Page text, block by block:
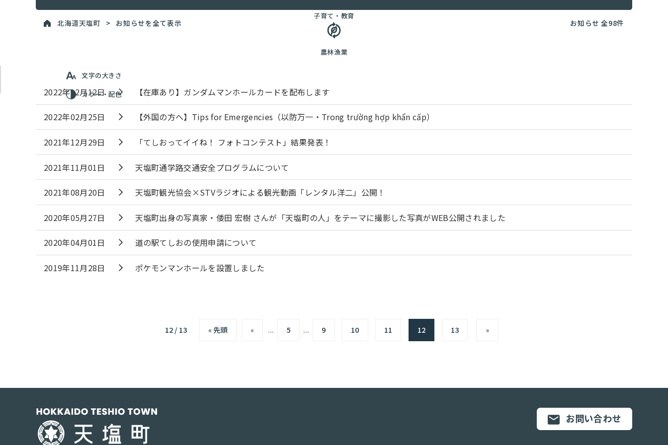
子育て・教育
農林漁業
文字の大きさ
カラー・配色
北海道天塩町 > お知らせを全て表示 お知らせ 全98件
2022年12月12日 【在庫あり】ガンダムマンホールカードを配布します
2022年02月25日 【外国の方へ】Tips for Emergencies（以防万一・Trong trường hợp khẩn cấp）
2021年12月29日 「てしおってイイね！ フォトコンテスト」結果発表！
2021年11月01日 天塩町通学路交通安全プログラムについて
2021年08月20日 天塩町観光協会×STVラジオによる観光動画「レンタル洋二」公開！
2020年05月27日 天塩町出身の写真家・倭田 宏樹 さんが「天塩町の人」をテーマに撮影した写真がWEB公開されました
2020年04月01日 道の駅てしおの使用申請について
2019年11月28日 ポケモンマンホールを設置しました
12 / 13 « 先頭 « ... 5 ... 9 10 11 12 13 »
お問い合わせ